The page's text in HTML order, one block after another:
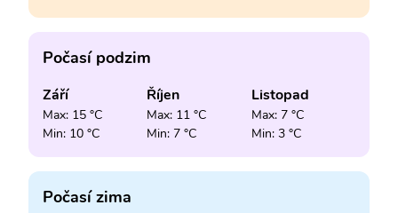
Počasí podzim
Září
Max: 15 °C
Min: 10 °C
Říjen
Max: 11 °C
Min: 7 °C
Listopad
Max: 7 °C
Min: 3 °C
Počasí zima